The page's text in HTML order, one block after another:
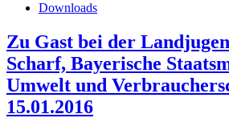
Downloads
Zu Gast bei der
Scharf, Bayerische
Umwelt und
15.01.2016